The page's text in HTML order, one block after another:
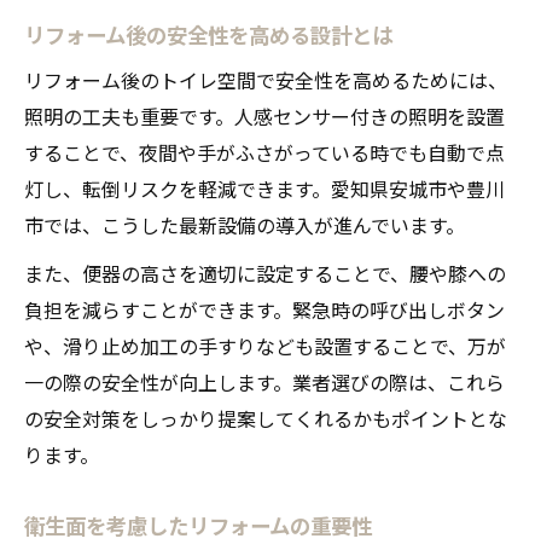
リフォーム後の安全性を高める設計とは
リフォーム後のトイレ空間で安全性を高めるためには、
照明の工夫も重要です。人感センサー付きの照明を設置
することで、夜間や手がふさがっている時でも自動で点
灯し、転倒リスクを軽減できます。愛知県安城市や豊川
市では、こうした最新設備の導入が進んでいます。
また、便器の高さを適切に設定することで、腰や膝への
負担を減らすことができます。緊急時の呼び出しボタン
や、滑り止め加工の手すりなども設置することで、万が
一の際の安全性が向上します。業者選びの際は、これら
の安全対策をしっかり提案してくれるかもポイントとな
ります。
衛生面を考慮したリフォームの重要性